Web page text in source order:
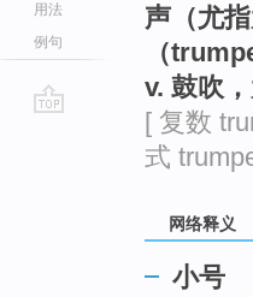
用法
例句
声（尤
（
v. 鼓吹
[ 复数
式
网络释义
小号